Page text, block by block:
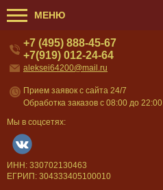
МЕНЮ
+7 (495) 888-45-67
+7(919) 012-24-64
aleksei64200@mail.ru
Прием заявок с сайта 24/7
Обработка заказов с 08:00 до 22:00
Мы в соцсетях:
ИНН: 330702130463
ЕГРИП: 304333405100010